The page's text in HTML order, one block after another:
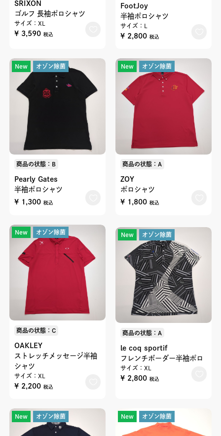
SRIXON
ゴルフ 長袖ポロシャツ
サイズ：XL
¥ 3,590 税込
FootJoy
半袖ポロシャツ
サイズ：L
¥ 2,800 税込
New オゾン除菌
商品の状態：B
Pearly Gates
半袖ポロシャツ
¥ 1,300 税込
New オゾン除菌
商品の状態：A
ZOY
ポロシャツ
¥ 1,800 税込
New オゾン除菌
商品の状態：C
OAKLEY
ストレッチメッセージ半袖
シャツ
サイズ：XL
¥ 2,200 税込
New オゾン除菌
商品の状態：A
le coq sportif
フレンチボーダー半袖ポロ
サイズ：XL
¥ 2,800 税込
New オゾン除菌 New オゾン除菌